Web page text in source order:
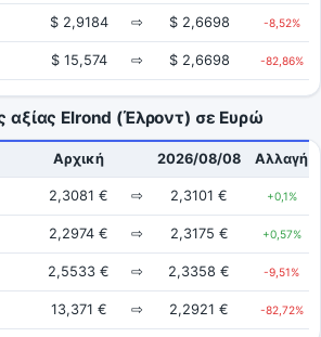
$ 2,9184 ⇨ $ 2,6698 -8,52%
$ 15,574 ⇨ $ 2,6698 -82,86%
αξίας Elrond (Έλροντ) σε Ευρώ
Αρχική 2026/08/08 Αλλαγή
2,3081 € ⇨ 2,3101 € +0,1%
2,2974 € ⇨ 2,3175 € +0,57%
2,5533 € ⇨ 2,3358 € -9,51%
13,371 € ⇨ 2,2921 € -82,72%